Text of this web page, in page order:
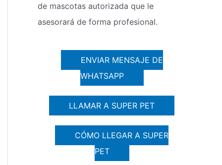
de mascotas autorizada que le
asesorará de forma profesional.
ENVIAR MENSAJE DE
WHATSAPP
LLAMAR A SUPER PET
CÓMO LLEGAR A SUPER
PET